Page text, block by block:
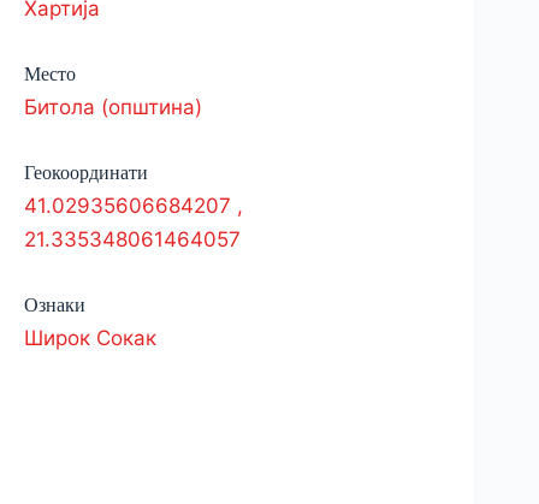
Хартија
Место
Битола (општина)
Геокоординати
41.02935606684207 ,
21.335348061464057
Ознаки
Широк Сокак